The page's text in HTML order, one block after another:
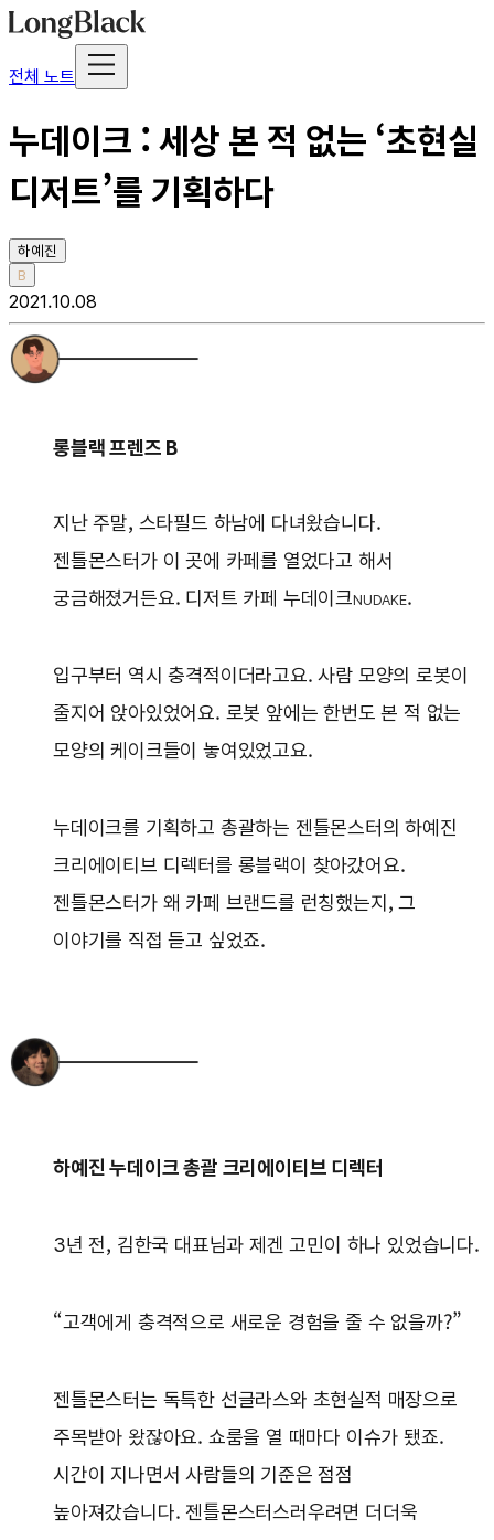
전체 노트
누데이크 : 세상 본 적 없는 ‘초현실
디저트’를 기획하다
하예진
B
2021.10.08
롱블랙 프렌즈 B
지난 주말, 스타필드 하남에 다녀왔습니다.
젠틀몬스터가 이 곳에 카페를 열었다고 해서
궁금해졌거든요. 디저트 카페 누데이크NUDAKE.
입구부터 역시 충격적이더라고요. 사람 모양의 로봇이
줄지어 앉아있었어요. 로봇 앞에는 한번도 본 적 없는
모양의 케이크들이 놓여있었고요.
누데이크를 기획하고 총괄하는 젠틀몬스터의 하예진
크리에이티브 디렉터를 롱블랙이 찾아갔어요.
젠틀몬스터가 왜 카페 브랜드를 런칭했는지, 그
이야기를 직접 듣고 싶었죠.
하예진 누데이크 총괄 크리에이티브 디렉터
3년 전, 김한국 대표님과 제겐 고민이 하나 있었습니다.
“고객에게 충격적으로 새로운 경험을 줄 수 없을까?”
젠틀몬스터는 독특한 선글라스와 초현실적 매장으로
주목받아 왔잖아요. 쇼룸을 열 때마다 이슈가 됐죠.
시간이 지나면서 사람들의 기준은 점점
높아져갔습니다. 젠틀몬스터스러우려면 더더욱